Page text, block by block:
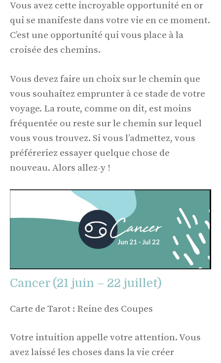
Vous avez cette incroyable opportunité en or
qui se manifeste dans votre vie en ce moment.
C’est une opportunité qui vous place à la
croisée des chemins.
Vous devez faire un choix sur le chemin que
vous souhaitez emprunter à ce stade de votre
voyage. La route, comme on dit, est moins
fréquentée ou reste sur le chemin sur lequel
vous vous trouvez. Si vous l’admettez, vous
préféreriez essayer quelque chose de
nouveau. Alors allez-y !
Cancer (21 juin – 22 juillet)
Carte de Tarot : Reine des Coupes
Votre intuition appelle votre attention. Vous
avez laissé les choses dans la vie créer